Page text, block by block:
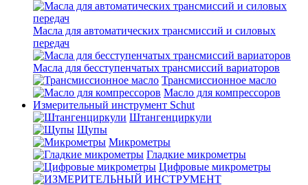
Масла для автоматических трансмиссий и силовых
передач
Масла для бесступенчатых трансмиссий вариаторов
Трансмиссионное масло
Масло для компрессоров
Измерительный инструмент Schut
Штангенциркули
Щупы
Микрометры
Гладкие микрометры
Цифровые микрометры